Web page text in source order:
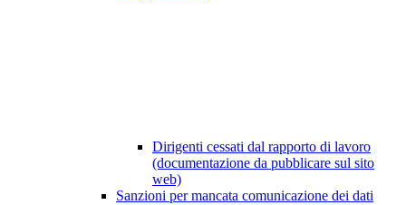
Dirigenti cessati dal rapporto di lavoro
(documentazione da pubblicare sul sito
web)
Sanzioni per mancata comunicazione dei dati